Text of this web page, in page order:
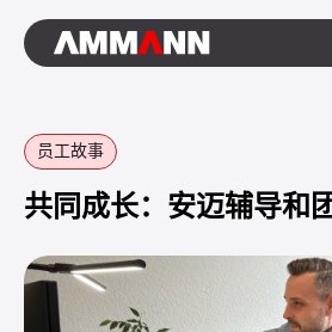
员工故事
共同成长：安迈辅导和